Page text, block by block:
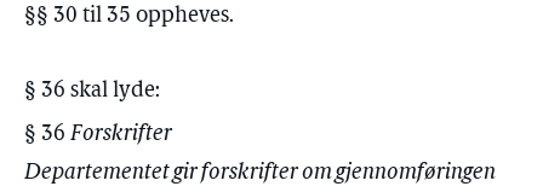
§§ 30 til 35 oppheves.
§ 36 skal lyde:
§ 36 Forskrifter
Departementet gir forskrifter om gjennomføringen